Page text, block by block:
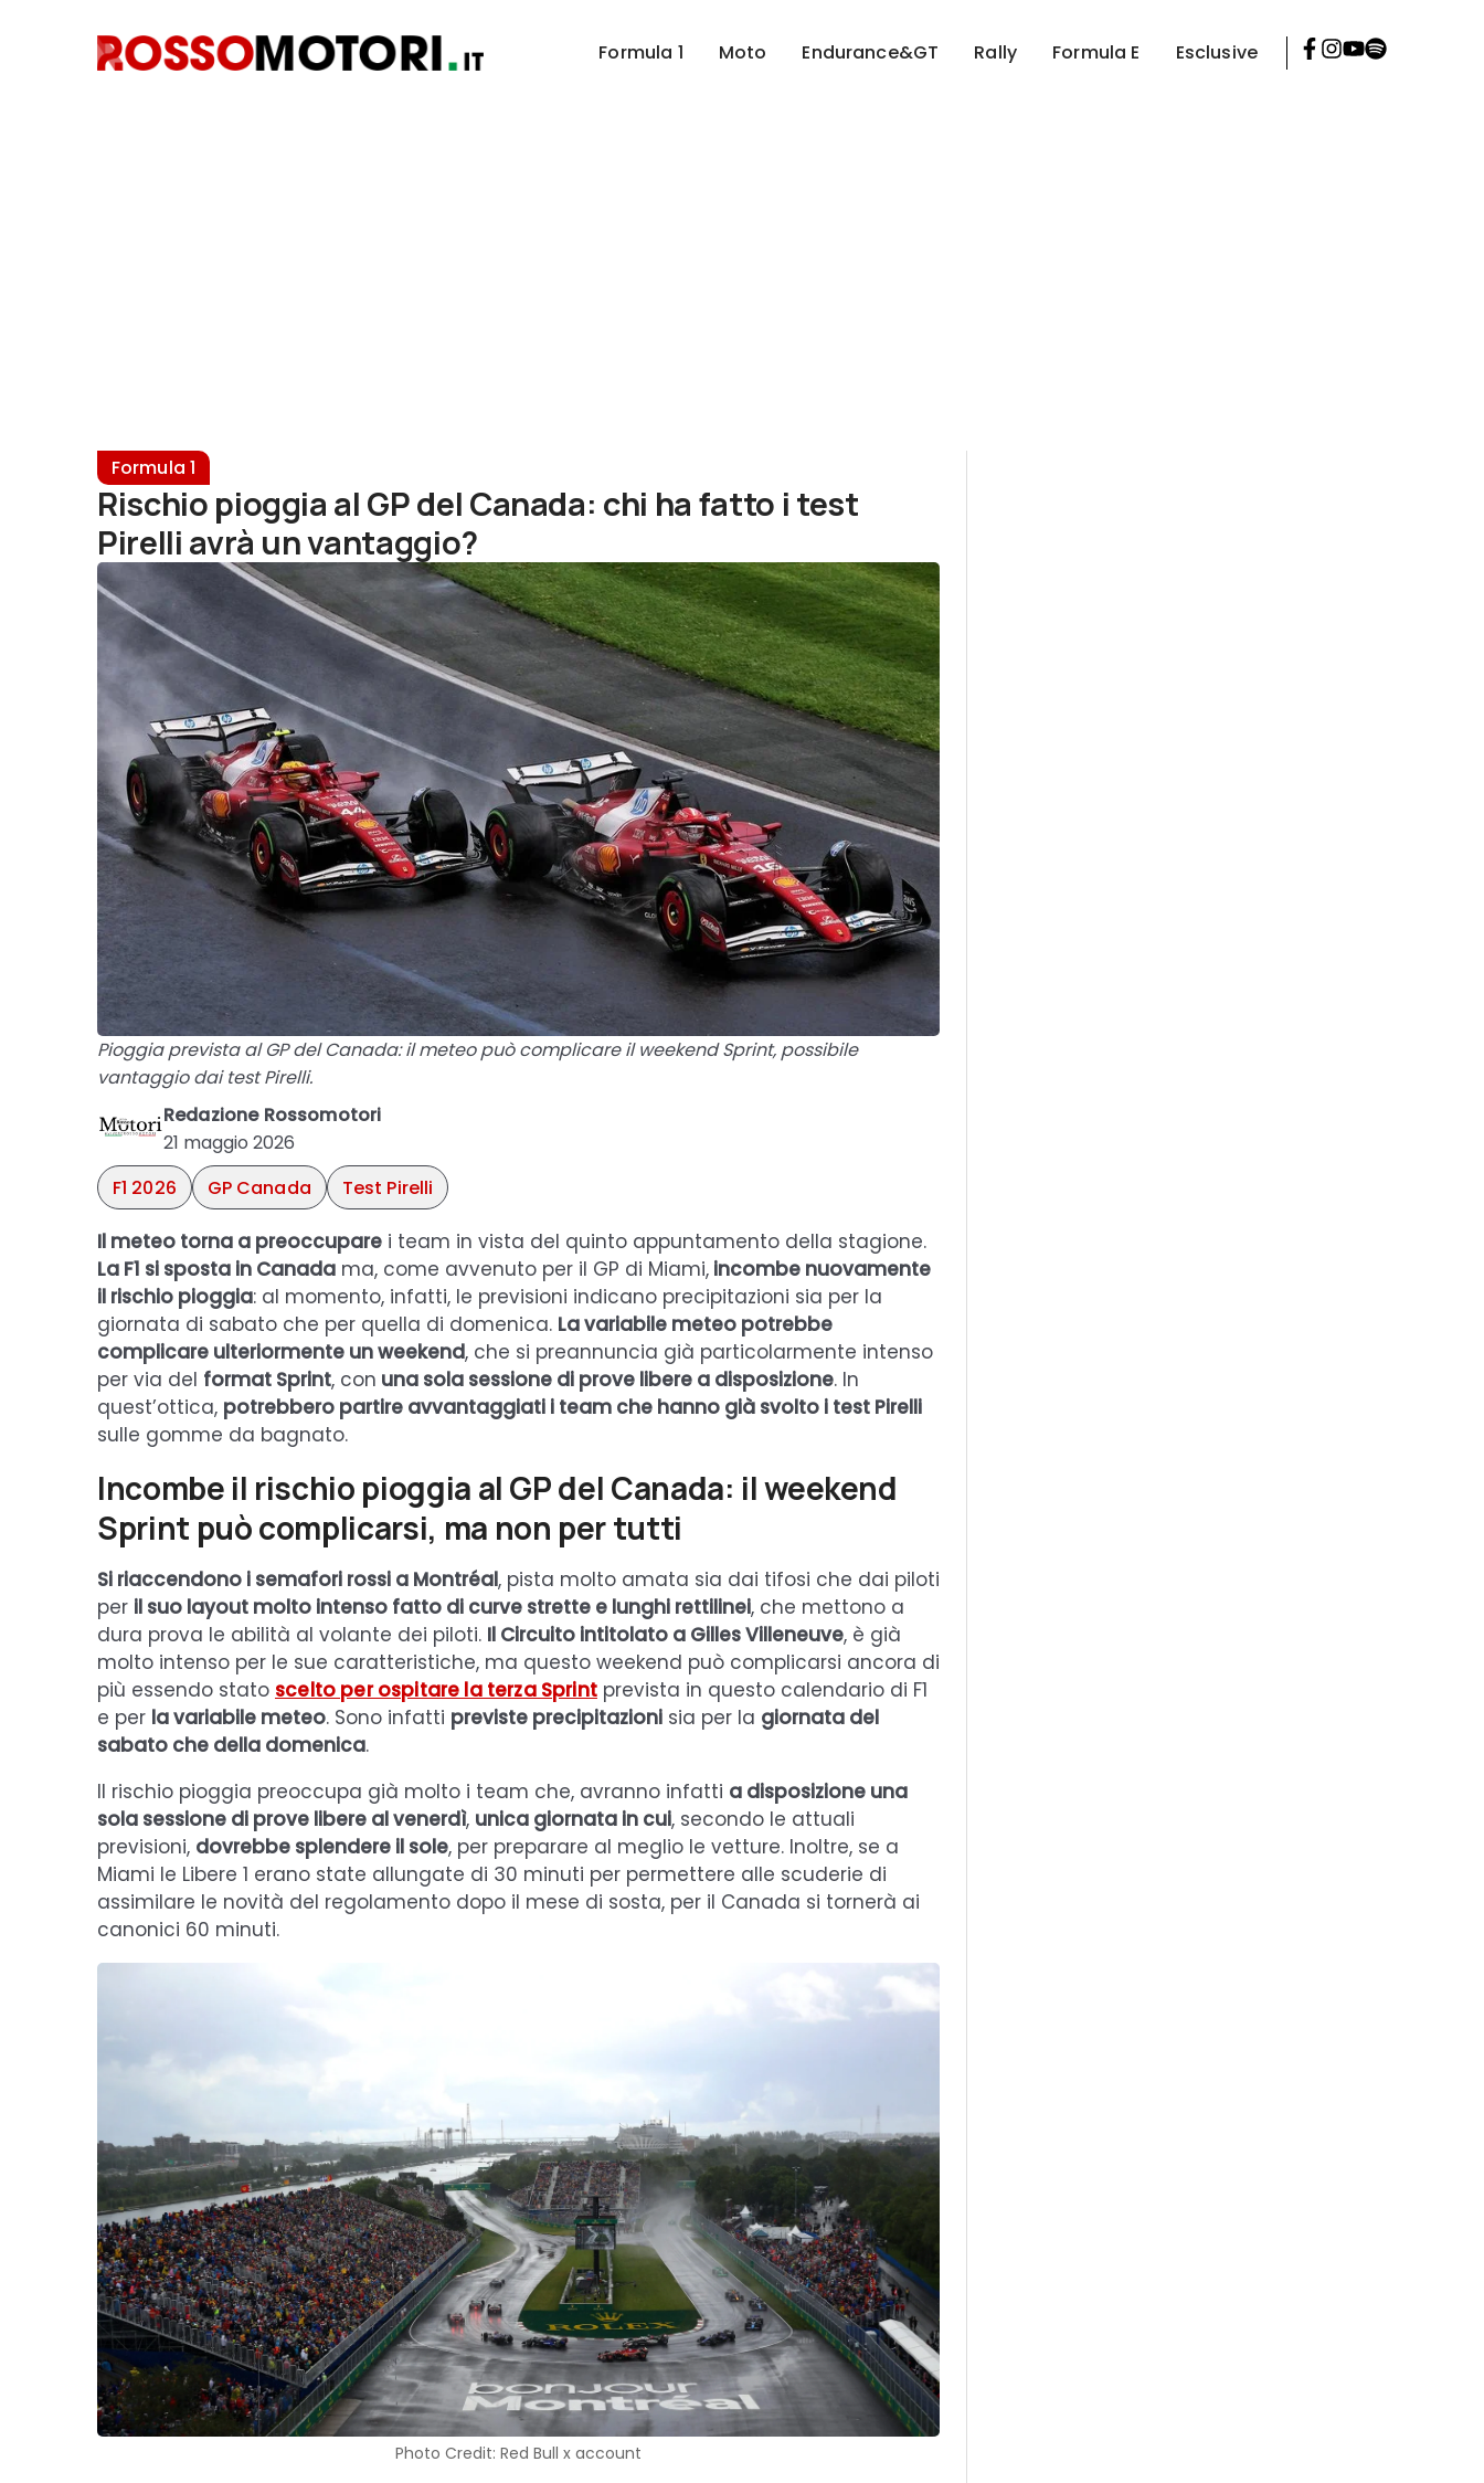
Formula 1 Moto Endurance&GT Rally Formula E Esclusive
Formula 1
Rischio pioggia al GP del Canada: chi ha fatto i test
Pirelli avrà un vantaggio?
Pioggia prevista al GP del Canada: il meteo può complicare il weekend Sprint, possibile
vantaggio dai test Pirelli.
Redazione Rossomotori
21 maggio 2026
F1 2026
GP Canada Test Pirelli
Il meteo torna a preoccupare i team in vista del quinto appuntamento della stagione.
La F1 si sposta in Canada ma, come avvenuto per il GP di Miami, incombe nuovamente
il rischio pioggia: al momento, infatti, le previsioni indicano precipitazioni sia per la
giornata di sabato che per quella di domenica. La variabile meteo potrebbe
complicare ulteriormente un weekend, che si preannuncia già particolarmente intenso
per via del format Sprint, con una sola sessione di prove libere a disposizione. In
quest’ottica, potrebbero partire avvantaggiati i team che hanno già svolto i test Pirelli
sulle gomme da bagnato.
Incombe il rischio pioggia al GP del Canada: il weekend
Sprint può complicarsi, ma non per tutti
Si riaccendono i semafori rossi a Montréal, pista molto amata sia dai tifosi che dai piloti
per il suo layout molto intenso fatto di curve strette e lunghi rettilinei, che mettono a
dura prova le abilità al volante dei piloti. Il Circuito intitolato a Gilles Villeneuve, è già
molto intenso per le sue caratteristiche, ma questo weekend può complicarsi ancora di
più essendo stato scelto per ospitare la terza Sprintprevista in questo calendario di F1
e per la variabile meteo. Sono infatti previste precipitazioni sia per la giornata del
sabato che della domenica.
Il rischio pioggia preoccupa già molto i team che, avranno infatti a disposizione una
sola sessione di prove libere al venerdì, unica giornata in cui, secondo le attuali
previsioni, dovrebbe splendere il sole, per preparare al meglio le vetture. Inoltre, se a
Miami le Libere 1 erano state allungate di 30 minuti per permettere alle scuderie di
assimilare le novità del regolamento dopo il mese di sosta, per il Canada si tornerà ai
canonici 60 minuti.
Photo Credit: Red Bull x account